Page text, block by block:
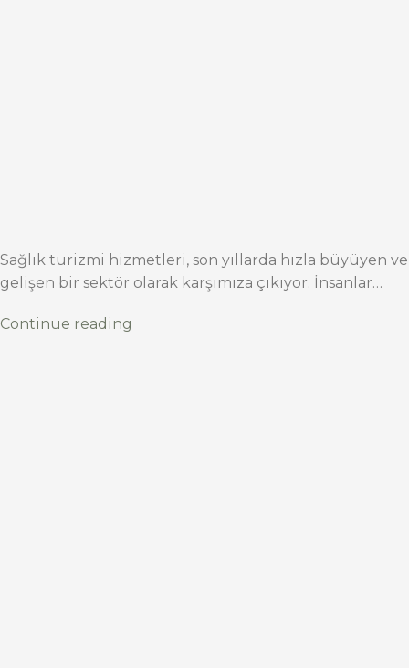
Sağlık turizmi hizmetleri, son yıllarda hızla büyüyen ve
gelişen bir sektör olarak karşımıza çıkıyor. İnsanlar…
Continue reading